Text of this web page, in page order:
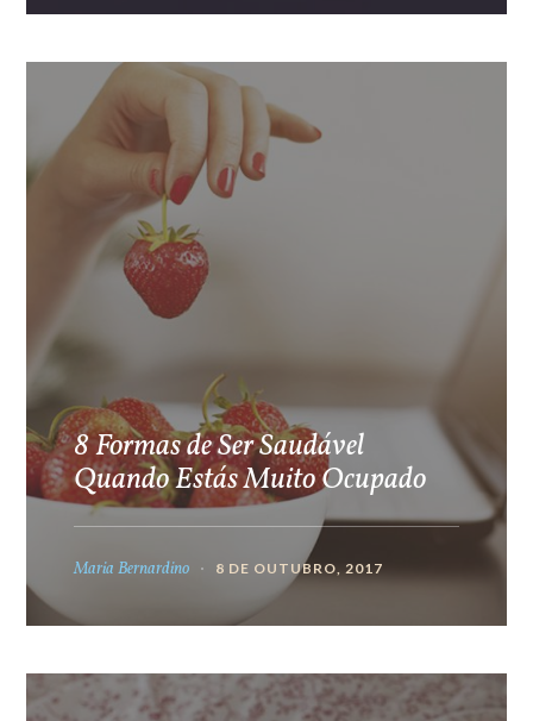
8 Formas de Ser Saudável
Quando Estás Muito Ocupado
Maria Bernardino 8 DE OUTUBRO, 2017